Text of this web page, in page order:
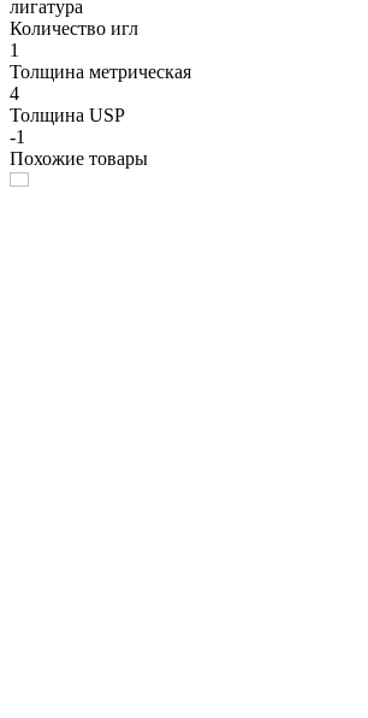
лигатура
Количество игл
1
Толщина метрическая
4
Толщина USP
-1
Похожие товары